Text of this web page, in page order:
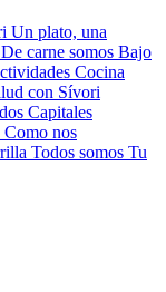
Un plato, una
De carne somos Bajo
Cocina
con Sívori
Capitales
Como nos
Todos somos Tu